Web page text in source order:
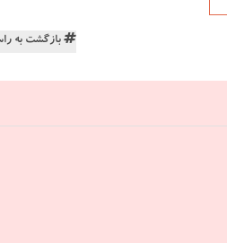
بازگشت به